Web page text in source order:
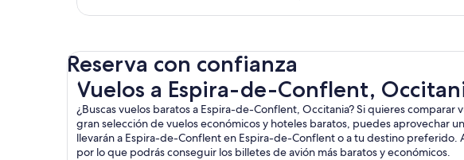
Reserva con confianza
Vuelos a Espira-de-Conflent,
¿Buscas vuelos baratos a Espira-de-Conflent, Occitania? Si quieres
gran selección de vuelos económicos y hoteles baratos, puedes aprovechar
llevarán a Espira-de-Conflent en Espira-de-Conflent o a tu destino
por lo que podrás conseguir los billetes de avión más baratos y económicos.
Vuelos a Espira-de-Conflent, Occitania